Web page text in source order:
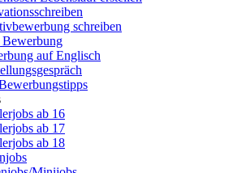
schreiben
auf Englisch
ab 16
ab 17
ab 18